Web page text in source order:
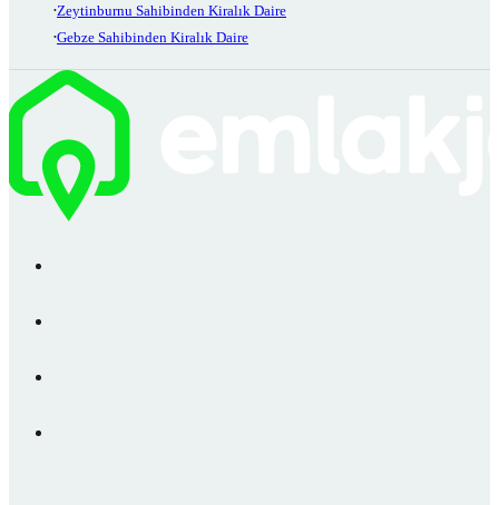
Zeytinburnu Sahibinden Kiralık Daire
Gebze Sahibinden Kiralık Daire